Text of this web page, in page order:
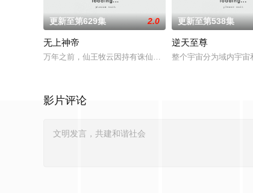
更新至第629集 2.0
无上神帝
万年之前，仙王牧云因持有诛仙图而遭人暗算，残魂沉睡万
更新至第538集
逆天至尊
整个宇宙分为域内宇宙
影片评论